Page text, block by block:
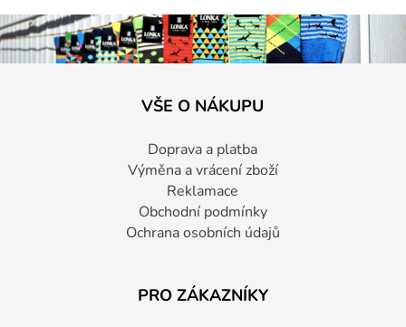
VŠE O NÁKUPU
Doprava a platba
Výměna a vrácení zboží
Reklamace
Obchodní podmínky
Ochrana osobních údajů
PRO ZÁKAZNÍKY